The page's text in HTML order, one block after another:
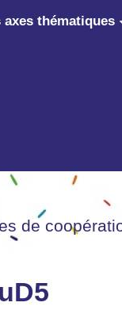
axes thématiques
de